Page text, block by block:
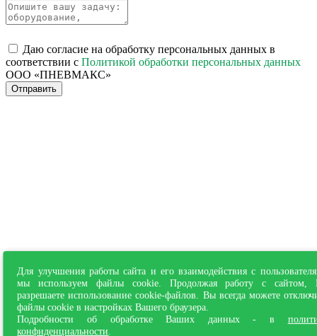
Для улучшения работы сайта и его взаимодействия с
мы используем файлы cookie. Продолжая работу с сайтом,
разрешаете использование cookie-файлов. Вы всегда можете
файлы cookie в настройках Вашего браузера.
Подробности об обработке Ваших данных - в
конфиденциальности
Даю согласие на обработку персональных данных в
соответствии с Политикой обработки персональных данных
ООО «ПНЕВМАКС»
Отправить